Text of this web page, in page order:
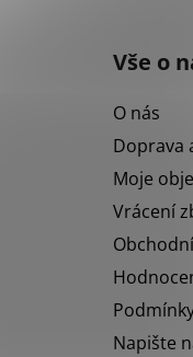
Vše o
O nás
Doprava
Moje
Vrácení
Napište